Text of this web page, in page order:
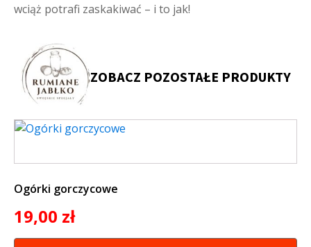
wciąż potrafi zaskakiwać – i to jak!
ZOBACZ POZOSTAŁE PRODUKTY
Ogórki gorczycowe
19,00 zł